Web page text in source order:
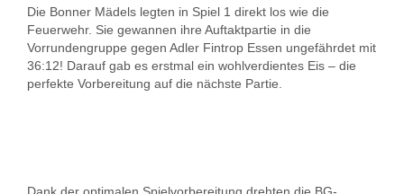
Die Bonner Mädels legten in Spiel 1 direkt los wie die
Feuerwehr. Sie gewannen ihre Auftaktpartie in die
Vorrundengruppe gegen Adler Fintrop Essen ungefährdet mit
36:12! Darauf gab es erstmal ein wohlverdientes Eis – die
perfekte Vorbereitung auf die nächste Partie.